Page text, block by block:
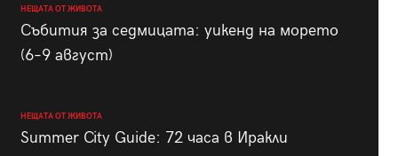
НЕЩАТА ОТ ЖИВОТА
Събития за седмицата: уикенд на морето
(6–9 август)
НЕЩАТА ОТ ЖИВОТА
Summer City Guide: 72 часа в Иракли